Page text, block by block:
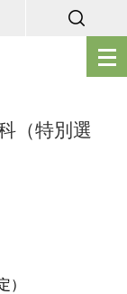
メ
ニ
ー
（特別選